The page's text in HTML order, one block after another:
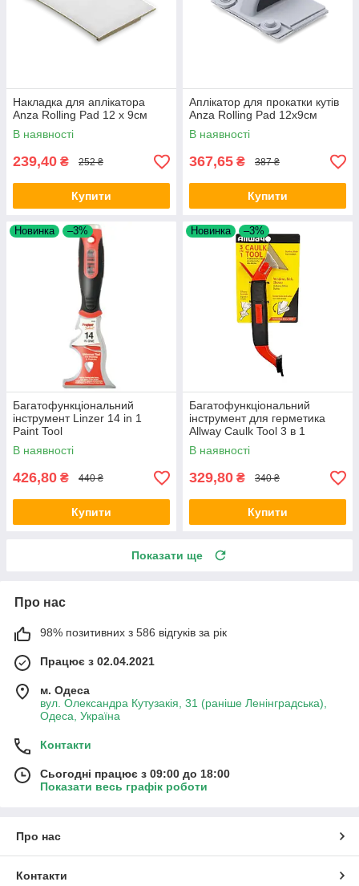
Накладка для аплікатора
Anza Rolling Pad 12 х 9см
В наявності
239,40 ₴ 252 ₴
Купити
Аплікатор для прокатки кутів
Anza Rolling Pad 12х9см
В наявності
367,65 ₴ 387 ₴
Купити
Новинка –3%
Багатофункціональний
інструмент Linzer 14 in 1
Paint Tool
В наявності
426,80 ₴ 440 ₴
Купити
Новинка –3%
Багатофункціональний
інструмент для герметика
Allway Caulk Tool 3 в 1
В наявності
329,80 ₴ 340 ₴
Купити
Показати ще
Про нас
98% позитивних з 586 відгуків за рік
Працює з 02.04.2021
м. Одеса
вул. Олександра Кутузакія, 31 (раніше Ленінградська),
Одеса, Україна
Контакти
Сьогодні працює з 09:00 до 18:00
Показати весь графік роботи
Про нас
Контакти